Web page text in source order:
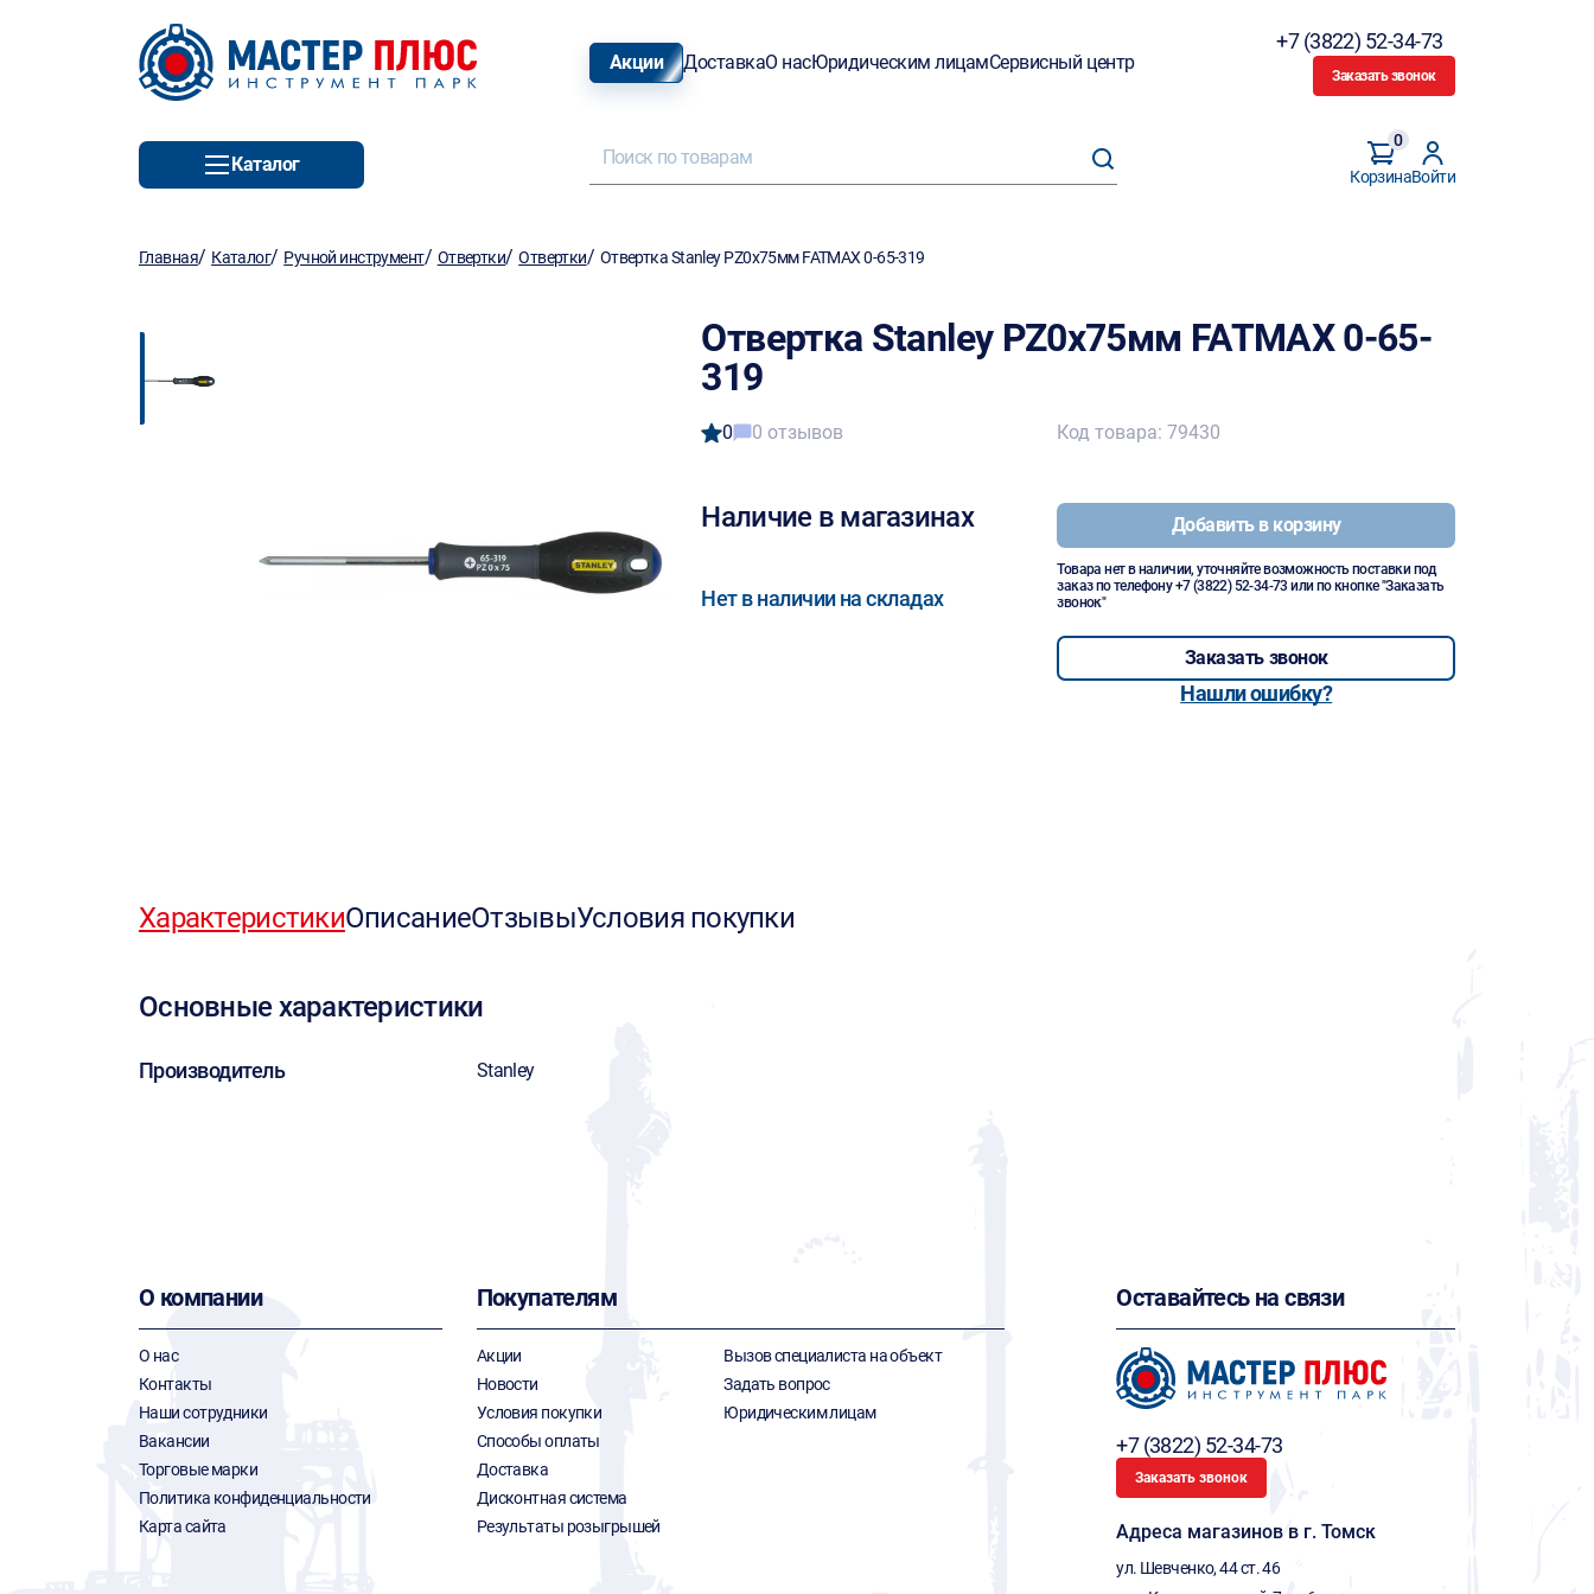
Акции ДоставкаО насЮридическим лицамСервисный центр
+7 (3822) 52-34-73
Заказать звонок
Каталог
Корзина
0
Войти
Главная/ Каталог/ Ручной инструмент/ Отвертки/Отвертки/ Отвертка Stanley PZ0х75мм FATMAX 0-65-319
Отвертка Stanley PZ0х75мм FATMAX 0-65-
319
0 0 отзывов
Наличие в магазинах
Нет в наличии на складах
Код товара: 79430
Добавить в корзину
Товара нет в наличии, уточняйте возможность поставки под
заказ по телефону+7 (3822) 52-34-73 или по кнопке "Заказать
звонок"
Заказать звонок
Нашли ошибку?
ХарактеристикиОписаниеОтзывыУсловия покупки
Основные характеристики
Производитель Stanley
О компании
О нас
Контакты
Наши сотрудники
Вакансии
Торговые марки
Политика конфиденциальности
Карта сайта
Покупателям
Акции
Новости
Условия покупки
Способы оплаты
Доставка
Дисконтная система
Результаты розыгрышей
Вызов специалиста на объект
Задать вопрос
Юридическим лицам
Оставайтесь на связи
+7 (3822) 52-34-73
Заказать звонок
Адреса магазинов в г. Томск
ул. Шевченко, 44 ст. 46